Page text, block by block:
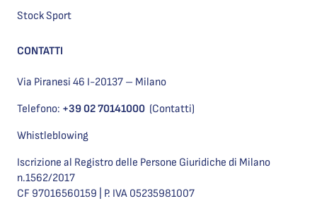
Stock Sport
CONTATTI
Via Piranesi 46 I-20137 – Milano
Telefono: +39 02 70141000 (Contatti)
Whistleblowing
Iscrizione al Registro delle Persone Giuridiche di Milano
n.1562/2017
CF 97016560159 | P. IVA 05235981007